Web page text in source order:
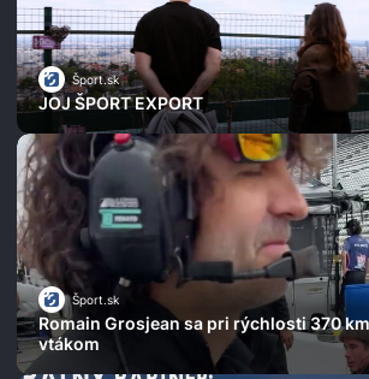
Šport.sk
JOJ ŠPORT EXPORT
Šport.sk
Romain Grosjean sa pri rýchlosti 370
vtákom